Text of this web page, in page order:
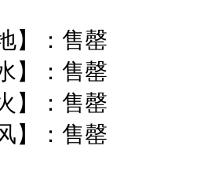
】：售罄
】：售罄
】：售罄
】：售罄